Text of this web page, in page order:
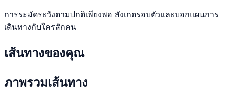
การระมัดระวังตามปกติเพียงพอ สังเกตรอบตัวและบอกแผนการ
เดินทางกับใครสักคน
เส้นทางของคุณ
ภาพรวมเส้นทาง